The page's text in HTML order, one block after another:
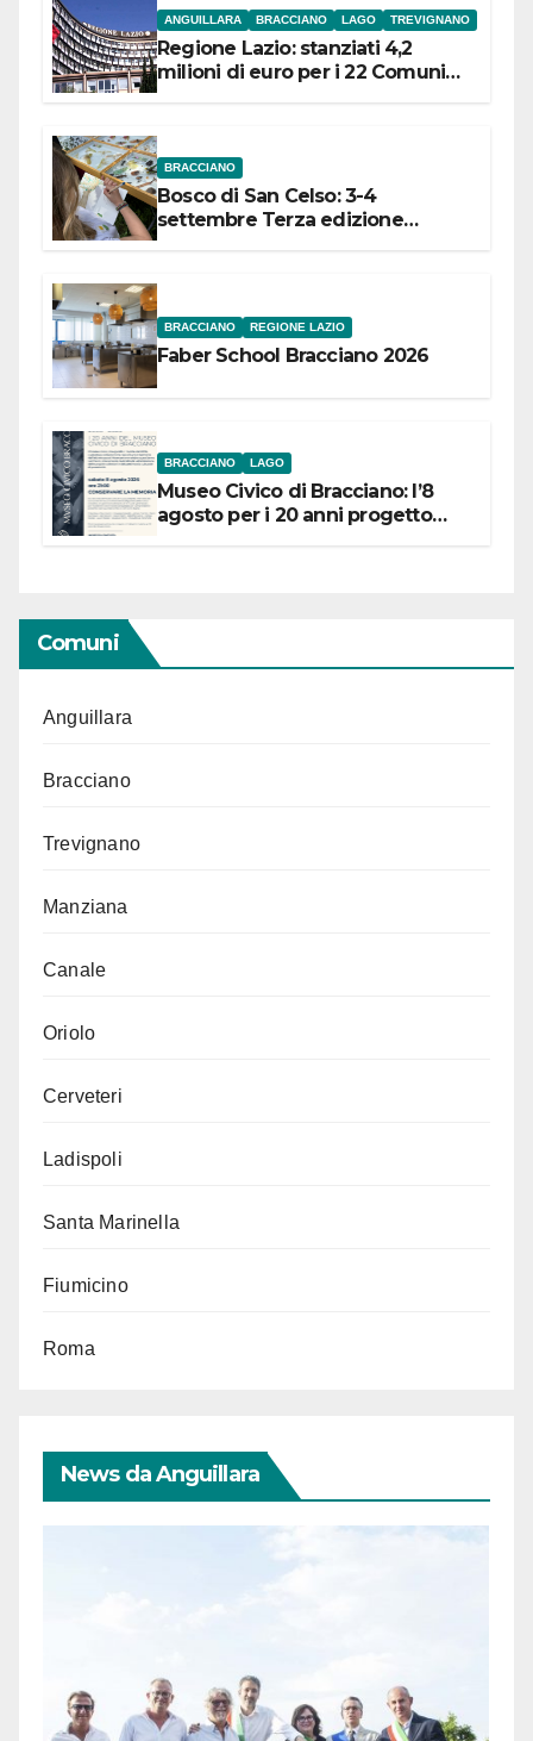
ANGUILLARA BRACCIANO LAGO TREVIGNANO
Regione Lazio: stanziati 4,2
milioni di euro per i 22 Comuni
BRACCIANO
Bosco di San Celso: 3-4
settembre Terza edizione
BRACCIANO REGIONE LAZIO
Faber School Bracciano 2026
BRACCIANO LAGO
Museo Civico di Bracciano: l’8
agosto per i 20 anni progetto
Comuni
Anguillara
Bracciano
Trevignano
Manziana
Canale
Oriolo
Cerveteri
Ladispoli
Santa Marinella
Fiumicino
Roma
News da Anguillara